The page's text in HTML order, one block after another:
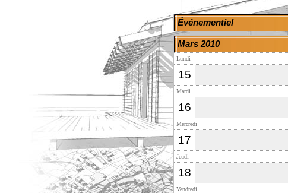
Événementiel
Mars 2010
Lundi
15
Mardi
16
Mercredi
17
Jeudi
18
Vendredi